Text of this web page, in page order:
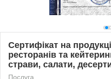
Сертифікат на
ресторанів та
страви, салати,
Послуга